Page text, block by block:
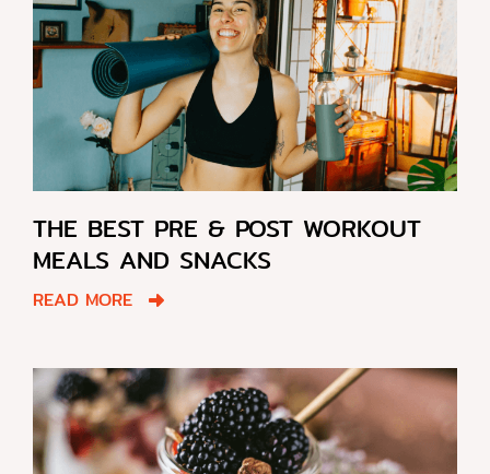
THE BEST PRE & POST WORKOUT
MEALS AND SNACKS
READ MORE